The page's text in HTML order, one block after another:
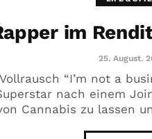
im
25. August.
“I’m not a
nach einem
Cannabis zu lassen